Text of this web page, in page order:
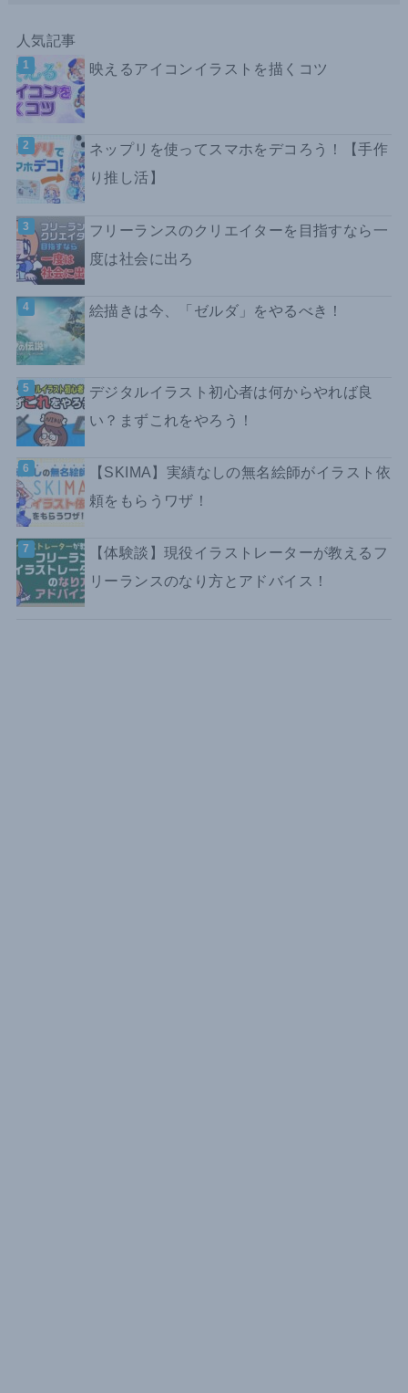
人気記事
映えるアイコンイラストを描くコツ
ネップリを使ってスマホをデコろう！【手作
り推し活】
フリーランスのクリエイターを目指すなら一
度は社会に出ろ
絵描きは今、「ゼルダ」をやるべき！
デジタルイラスト初心者は何からやれば良
い？まずこれをやろう！
【SKIMA】実績なしの無名絵師がイラスト依
頼をもらうワザ！
【体験談】現役イラストレーターが教えるフ
リーランスのなり方とアドバイス！